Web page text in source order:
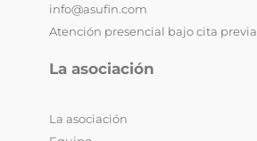
info@asufin.com
Atención presencial bajo cita previa
La asociación
La asociación